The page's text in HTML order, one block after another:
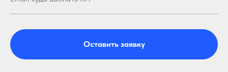
Оставить заявку